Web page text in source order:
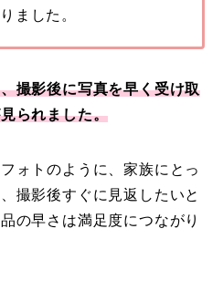
ました。
撮影後に写真を早く受け取
られました。
ォトのように、家族にとっ
撮影後すぐに見返したいと
の早さは満足度につながり